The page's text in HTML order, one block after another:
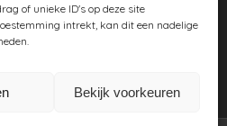
of unieke ID's op deze site
intrekt, kan dit een nadelige
Bekijk voorkeuren
per jaar
(EU)